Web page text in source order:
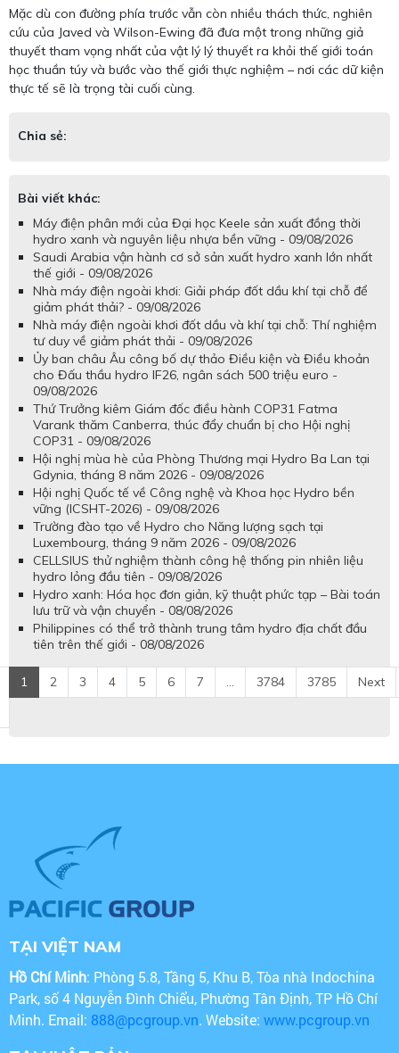
Mặc dù con đường phía trước vẫn còn nhiều thách thức, nghiên
cứu của Javed và Wilson-Ewing đã đưa một trong những giả
thuyết tham vọng nhất của vật lý lý thuyết ra khỏi thế giới toán
học thuần túy và bước vào thế giới thực nghiệm – nơi các dữ kiện
thực tế sẽ là trọng tài cuối cùng.
Chia sẻ:
Bài viết khác:
Máy điện phân mới của Đại học Keele sản xuất đồng thời
hydro xanh và nguyên liệu nhựa bền vững - 09/08/2026
Saudi Arabia vận hành cơ sở sản xuất hydro xanh lớn nhất
thế giới - 09/08/2026
Nhà máy điện ngoài khơi: Giải pháp đốt dầu khí tại chỗ để
giảm phát thải? - 09/08/2026
Nhà máy điện ngoài khơi đốt dầu và khí tại chỗ: Thí nghiệm
tư duy về giảm phát thải - 09/08/2026
Ủy ban châu Âu công bố dự thảo Điều kiện và Điều khoản
cho Đấu thầu hydro IF26, ngân sách 500 triệu euro -
09/08/2026
Thứ Trưởng kiêm Giám đốc điều hành COP31 Fatma
Varank thăm Canberra, thúc đẩy chuẩn bị cho Hội nghị
COP31 - 09/08/2026
Hội nghị mùa hè của Phòng Thương mại Hydro Ba Lan tại
Gdynia, tháng 8 năm 2026 - 09/08/2026
Hội nghị Quốc tế về Công nghệ và Khoa học Hydro bền
vững (ICSHT-2026) - 09/08/2026
Trường đào tạo về Hydro cho Năng lượng sạch tại
Luxembourg, tháng 9 năm 2026 - 09/08/2026
CELLSIUS thử nghiệm thành công hệ thống pin nhiên liệu
hydro lỏng đầu tiên - 09/08/2026
Hydro xanh: Hóa học đơn giản, kỹ thuật phức tạp – Bài toán
lưu trữ và vận chuyển - 08/08/2026
Philippines có thể trở thành trung tâm hydro địa chất đầu
tiên trên thế giới - 08/08/2026
1 2 3 4 5 6 7 ... 3784 3785 Next
TẠI VIỆT NAM
Hồ Chí Minh: Phòng 5.8, Tầng 5, Khu B, Tòa nhà Indochina
Park, số 4 Nguyễn Đình Chiểu, Phường Tân Định, TP Hồ Chí
Minh. Email: 888@pcgroup.vn. Website: www.pcgroup.vn